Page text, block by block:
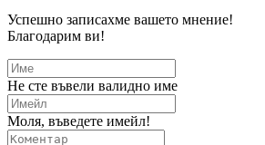
Успешно записахме вашето мнение!
Благодарим ви!
Не сте въвели валидно име
Моля, въведете имейл!